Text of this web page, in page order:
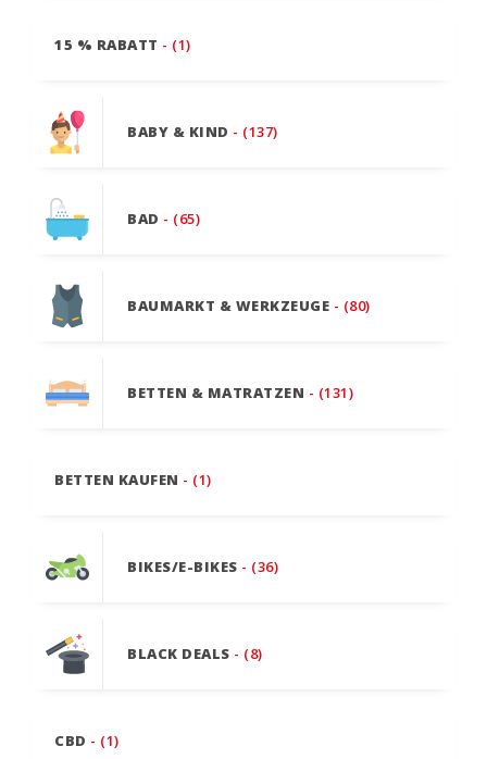
15 % RABATT - (1)
BABY & KIND - (137)
BAD - (65)
BAUMARKT & WERKZEUGE - (80)
BETTEN & MATRATZEN - (131)
BETTEN KAUFEN - (1)
BIKES/E-BIKES - (36)
BLACK DEALS - (8)
CBD - (1)